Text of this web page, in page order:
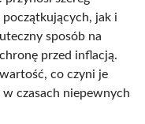
jak i
sposób na
przed inflacją.
co czyni je
w czasach niepewnych